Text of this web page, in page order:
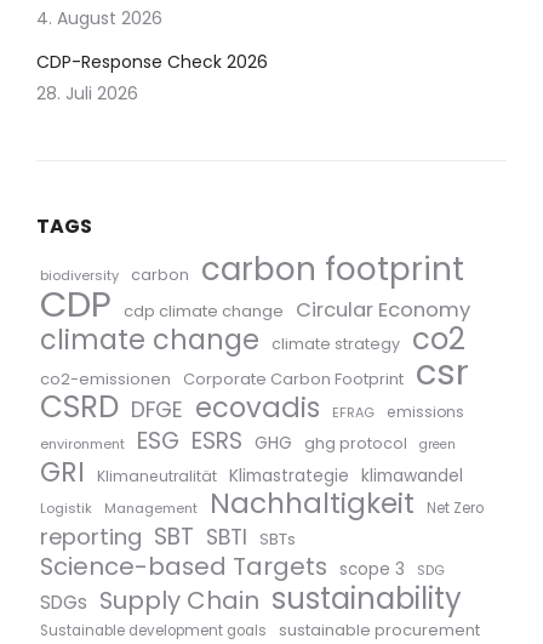
4. August 2026
CDP-Response Check 2026
28. Juli 2026
TAGS
biodiversity carbon carbon footprint
CDP cdp climate change Circular Economy
climate change climate strategy co2
co2-emissionen Corporate Carbon Footprint csr
CSRD DFGE ecovadis EFRAG emissions
environment ESG ESRS GHG ghg protocol green
GRI Klimaneutralität Klimastrategie klimawandel
Logistik Management Nachhaltigkeit Net Zero
reporting SBT SBTI SBTs
Science-based Targets scope 3 SDG
SDGs Supply Chain sustainability
Sustainable development goals sustainable procurement